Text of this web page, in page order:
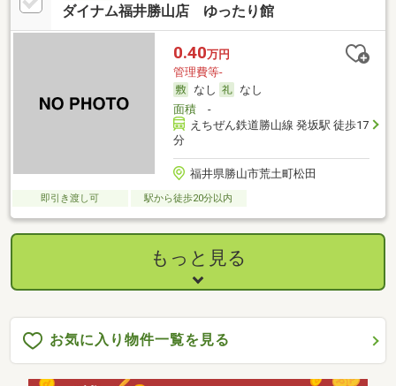
ダイナム福井勝山店 ゆったり館
0.40万円
管理費等-
なし
なし
面積-
えちぜん鉄道勝山線 発坂駅 徒歩17
分
福井県勝山市荒土町松田
即引き渡し可 駅から徒歩20分以内
もっと見る
お気に入り物件一覧を見る